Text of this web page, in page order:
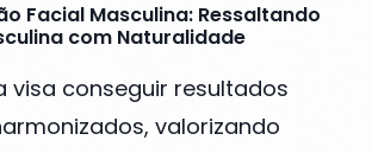
Facial Masculina: Ressaltando
com Naturalidade
visa conseguir resultados
valorizando